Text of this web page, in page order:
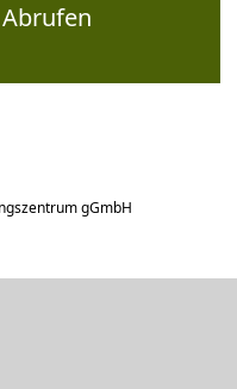
Abrufen
gGmbH